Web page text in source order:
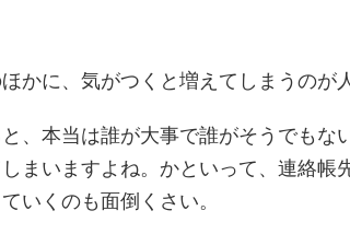
かに、気がつくと増えてしまうのが
、本当は誰が大事で誰がそうでもな
まいますよね。かといって、連絡帳
いくのも面倒くさい。